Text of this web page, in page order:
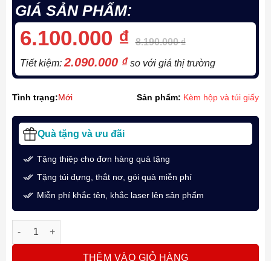
GIÁ SẢN PHẨM:
6.100.000 ₫ 8.190.000₫
Tiết kiệm: 2.090.000 ₫so với giá thị trường
Tình trạng:Mới Sản phẩm: Kèm hộp và túi giấy
Quà tặng và ưu đãi
Tặng thiệp cho đơn hàng quà tặng
Tặng túi đựng, thắt nơ, gói quà miễn phí
Miễn phí khắc tên, khắc laser lên sản phẩm
Bút bi ký tên Parker INGNTY BLK CT-2181997 cao cấp số
THÊM VÀO GIỎ HÀNG